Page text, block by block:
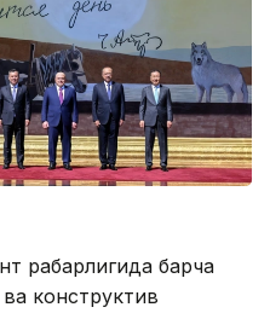
раҳбарлигида барча
конструктив